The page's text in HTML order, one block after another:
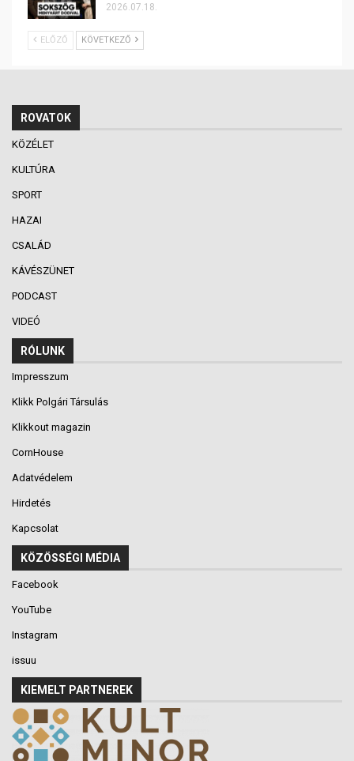
2026.07.18.
ELŐZŐ KÖVETKEZŐ
ROVATOK
KÖZÉLET
KULTÚRA
SPORT
HAZAI
CSALÁD
KÁVÉSZÜNET
PODCAST
VIDEÓ
RÓLUNK
Impresszum
Klikk Polgári Társulás
Klikkout magazin
CornHouse
Adatvédelem
Hirdetés
Kapcsolat
KÖZÖSSÉGI MÉDIA
Facebook
YouTube
Instagram
issuu
KIEMELT PARTNEREK